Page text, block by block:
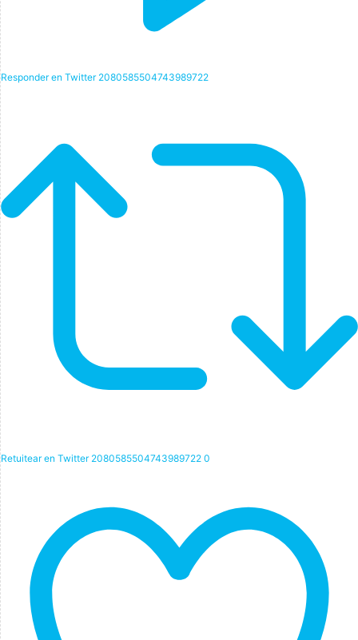
Responder en Twitter 2080585504743989722
Retuitear en Twitter 2080585504743989722 0